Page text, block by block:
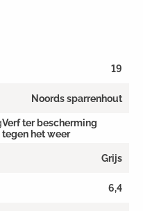
19
Noords sparrenhout
Verf ter bescherming
tegen het weer
Grijs
6,4